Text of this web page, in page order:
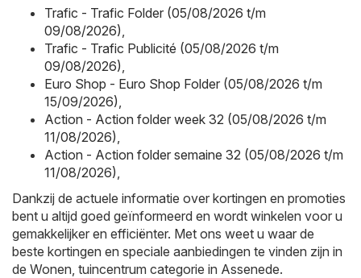
Trafic - Trafic Folder (05/08/2026 t/m
09/08/2026)
Trafic - Trafic Publicité (05/08/2026 t/m
09/08/2026)
Euro Shop - Euro Shop Folder (05/08/2026 t/m
15/09/2026)
Action - Action folder week 32 (05/08/2026 t/m
11/08/2026)
Action - Action folder semaine 32 (05/08/2026 t/m
11/08/2026)
Dankzij de actuele informatie over kortingen en promoties
bent u altijd goed geïnformeerd en wordt winkelen voor u
gemakkelijker en efficiënter. Met ons weet u waar de
beste kortingen en speciale aanbiedingen te vinden zijn in
de Wonen, tuincentrum categorie in Assenede.